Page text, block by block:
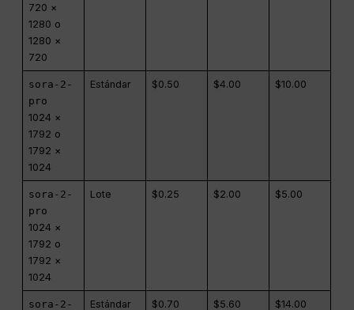
720 ×
1280 o
1280 ×
720
sora-2-
pro
1024 ×
1792 o
1792 ×
1024
Estándar $0.50 $4.00 $10.00
sora-2-
pro
1024 ×
1792 o
1792 ×
1024
Lote $0.25 $2.00 $5.00
sora-2- Estándar $0.70 $5.60 $14.00